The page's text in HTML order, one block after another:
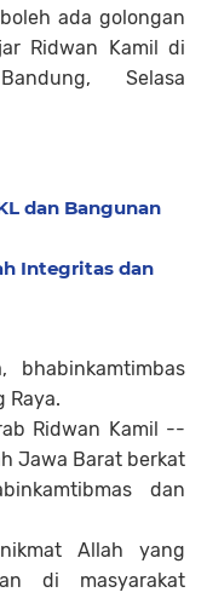
ada golongan
Ridwan Kamil di
Selasa
dan Bangunan
Integritas dan
bhabinkamtimbas
Raya.
Ridwan Kamil --
Jawa Barat berkat
dan
Allah yang
di masyarakat